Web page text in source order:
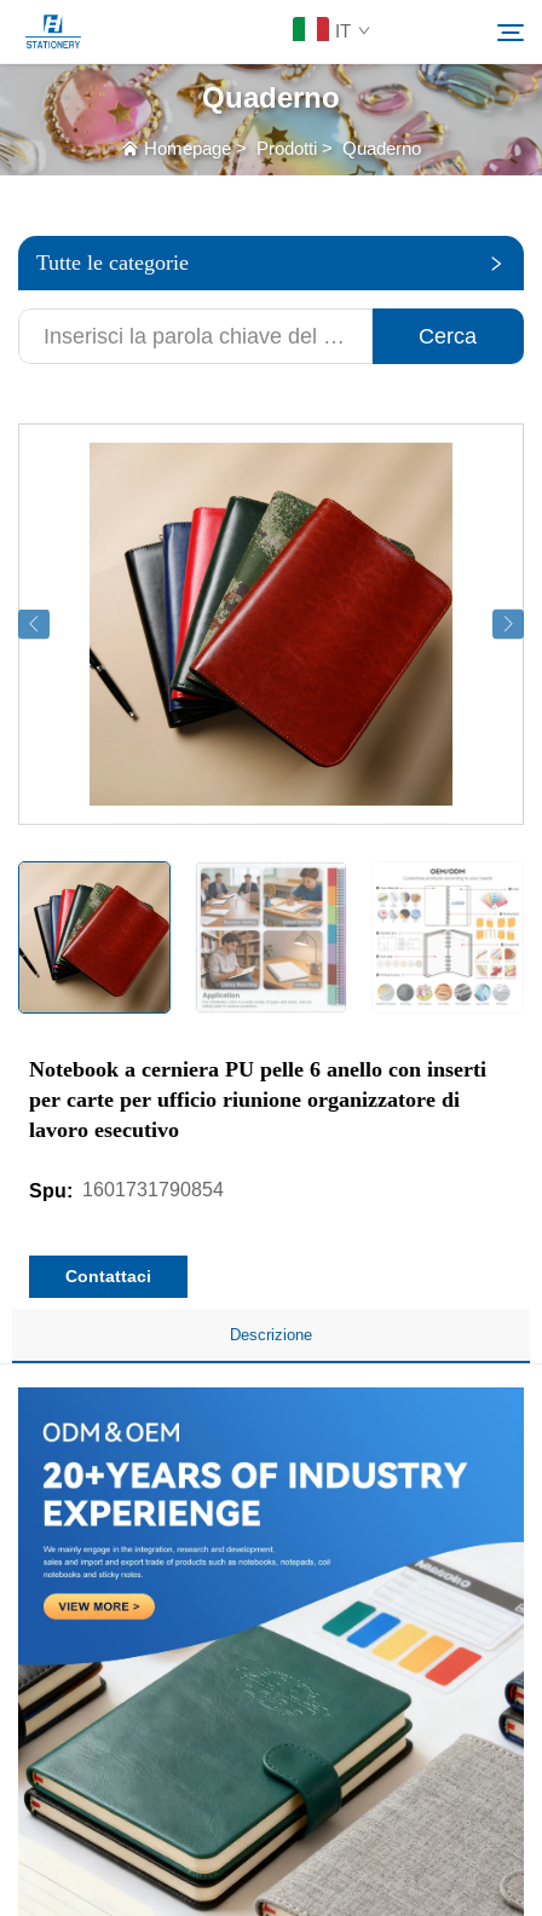
IT
Prodotti
Soluzioni Personalizzate
Risorse
Contattaci
Cerca
Quaderno
Homepage> Prodotti>Quaderno
Tutte le categorie
Cerca
Notebook a cerniera PU pelle 6 anello con inserti
per carte per ufficio riunione organizzatore di
lavoro esecutivo
Spu: 1601731790854
Contattaci
Descrizione